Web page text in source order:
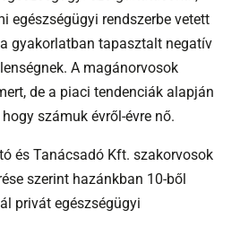
egészségügyi rendszerbe vetett
gyakorlatban tapasztalt negatív
A magánorvosok
de a piaci tendenciák alapján
számuk évről-évre nő.
és Tanácsadó Kft. szakorvosok
szerint hazánkban 10-ből
privát egészségügyi